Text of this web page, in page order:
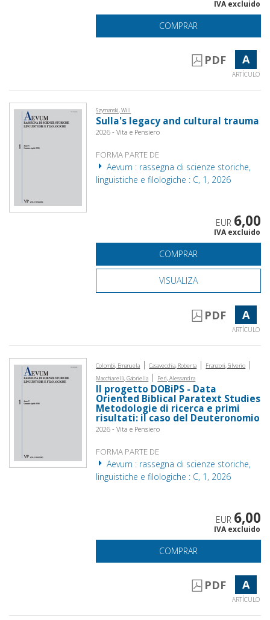
IVA excluido
COMPRAR
PDF A
ARTÍCULO
Szymanski, Will
Sulla's legacy and cultural trauma
2026 - Vita e Pensiero
FORMA PARTE DE
Aevum : rassegna di scienze storiche,
linguistiche e filologiche : C, 1, 2026
EUR 6,00
IVA excluido
COMPRAR
VISUALIZA
PDF A
ARTÍCULO
Colombi, Emanuela | Casavecchia, Roberta | Franzoni, Silverio |
Macchiarelli, Gabriella | Peri, Alessandra
Il progetto DOBiPS - Data
Oriented Biblical Paratext Studies
Metodologie di ricerca e primi
risultati: il caso del Deuteronomio
2026 - Vita e Pensiero
FORMA PARTE DE
Aevum : rassegna di scienze storiche,
linguistiche e filologiche : C, 1, 2026
EUR 6,00
IVA excluido
COMPRAR
PDF A
ARTÍCULO